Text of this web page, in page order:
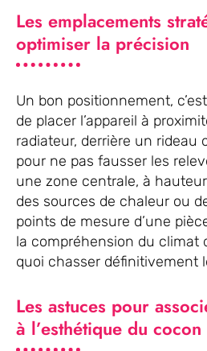
Les emplacements
optimiser la précision
Un bon positionnement,
de placer l’appareil à
radiateur, derrière un rideau
pour ne pas fausser les
une zone centrale, à
des sources de chaleur ou
points de mesure d’une
la compréhension du climat
quoi chasser définitivement
Les astuces pour
à l’esthétique du cocon